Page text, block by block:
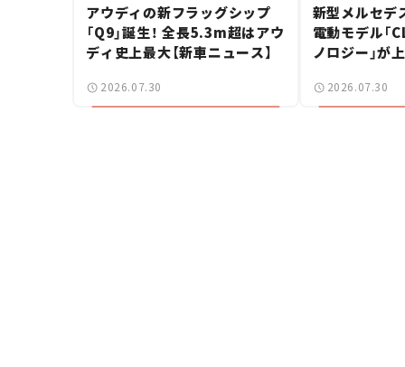
アウディの新フラッグシップ
「Q9」誕生！ 全長5.3m超はアウ
ディ史上最大【新車ニュース】
2026.07.30
新型メルセデ
電動モデル「
ノロジー」が
ース】
2026.07.30